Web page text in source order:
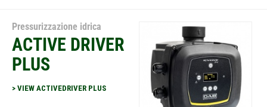
Pressurizzazione idrica
ACTIVE DRIVER
PLUS
> VIEW ACTIVEDRIVER PLUS